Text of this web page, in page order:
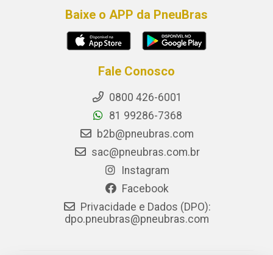
Baixe o APP da PneuBras
Fale Conosco
0800 426-6001
81 99286-7368
b2b@pneubras.com
sac@pneubras.com.br
Instagram
Facebook
Privacidade e Dados (DPO):
dpo.pneubras@pneubras.com